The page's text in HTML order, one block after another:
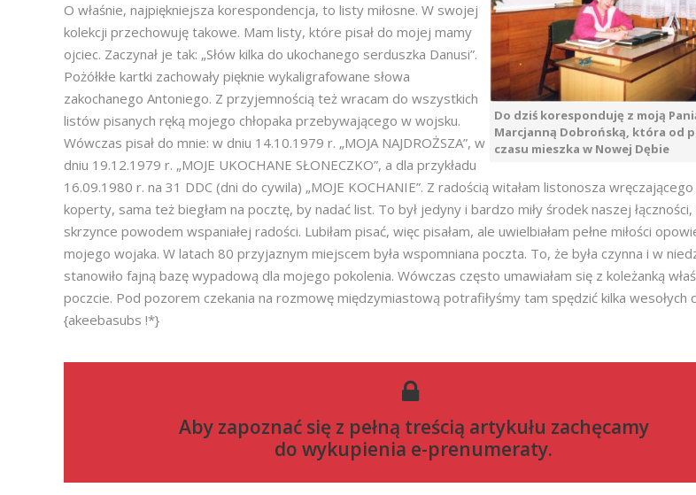
Do dziś koresponduję z moją
Marcjanną Dobrońską, która od
czasu mieszka w Nowej Dębie
O właśnie, najpiękniejsza korespondencja, to listy miłosne. W swojej
kolekcji przechowuję takowe. Mam listy, które pisał do mojej mamy
ojciec. Zaczynał je tak: „Słów kilka do ukochanego serduszka Danusi”.
Pożółkłe kartki zachowały pięknie wykaligrafowane słowa
zakochanego Antoniego. Z przyjemnością też wracam do wszystkich
listów pisanych ręką mojego chłopaka przebywającego w wojsku.
Wówczas pisał do mnie: w dniu 14.10.1979 r. „MOJA NAJDROŻSZA”, w
dniu 19.12.1979 r. „MOJE UKOCHANE SŁONECZKO”, a dla przykładu
16.09.1980 r. na 31 DDC (dni do cywila) „MOJE KOCHANIE”. Z radością witałam listonosza
koperty, sama też biegłam na pocztę, by nadać list. To był jedyny i bardzo miły środek naszej
skrzynce powodem wspaniałej radości. Lubiłam pisać, więc pisałam, ale uwielbiałam pełne miłości
mojego wojaka. W latach 80 przyjaznym miejscem była wspomniana poczta. To, że była czynna i w
stanowiło fajną bazę wypadową dla mojego pokolenia. Wówczas często umawiałam się z koleżanką
poczcie. Pod pozorem czekania na rozmowę międzymiastową potrafiłyśmy tam spędzić kilka wesołych
{akeebasubs !*}
Aby zapoznać się z pełną treścią artykułu zachęcamy
do wykupienia e-prenumeraty.